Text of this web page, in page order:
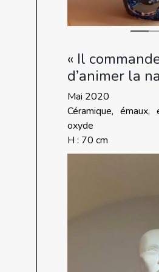
« Il
d’animer la
Mai 2020
Céramique,
oxyde
H : 70 cm